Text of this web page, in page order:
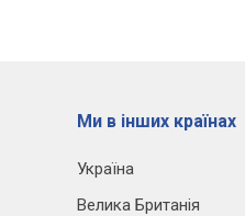
Ми в інших країнах
Україна
Велика Британія